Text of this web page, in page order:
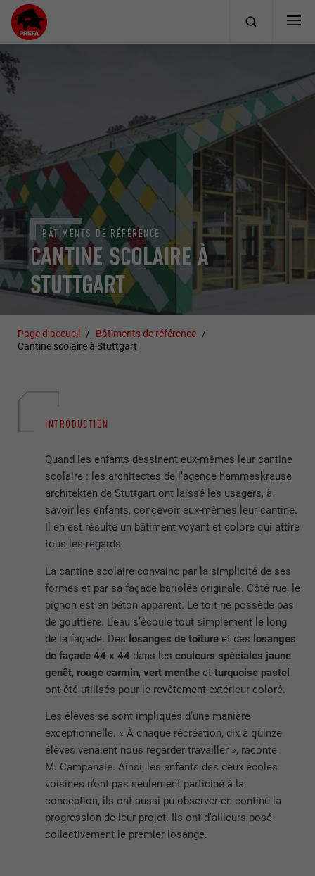
CANTINE SCOLAIRE À
STUTTGART
BÂTIMENTS DE RÉFÉRENCE
Page d’accueil
Bâtiments de référence
Cantine scolaire à Stuttgart
INTRODUCTION
Quand les enfants dessinent eux-mêmes leur cantine
scolaire : les architectes de l’agence hammeskrause
architekten de Stuttgart ont laissé les usagers, à
savoir les enfants, concevoir eux-mêmes leur cantine.
Il en est résulté un bâtiment voyant et coloré qui attire
tous les regards.
La cantine scolaire convainc par la simplicité de ses
formes et par sa façade bariolée originale. Côté rue, le
pignon est en béton apparent. Le toit ne possède pas
de gouttière. L’eau s’écoule tout simplement le long
de la façade. Des losanges de toiture et des losanges
de façade 44 x 44 dans lescouleurs spéciales jaune
genêt, rouge carmin,vert menthe etturquoise pastel
ont été utilisés pour le revêtement extérieur coloré.
Les élèves se sont impliqués d’une manière
exceptionnelle. « À chaque récréation, dix à quinze
élèves venaient nous regarder travailler », raconte
M. Campanale. Ainsi, les enfants des deux écoles
voisines n’ont pas seulement participé à la
conception, ils ont aussi pu observer en continu la
progression de leur projet. Ils ont d’ailleurs posé
collectivement le premier losange.